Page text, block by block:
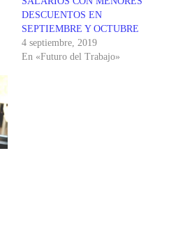
DESCUENTOS EN
SEPTIEMBRE Y OCTUBRE
4 septiembre, 2019
En «Futuro del Trabajo»